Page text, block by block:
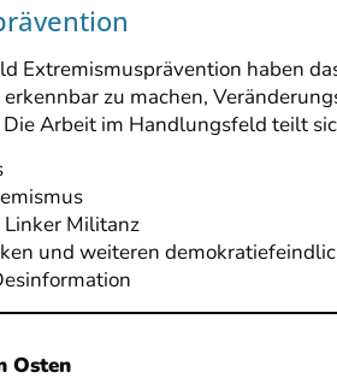
Extremismusprävention haben
zu machen,
Arbeit im Handlungsfeld teilt
Militanz
und weiteren
Osten